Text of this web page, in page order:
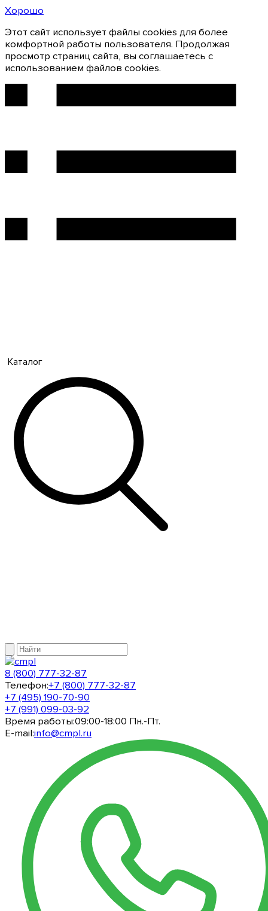
Хорошо
Этот сайт использует файлы cookies для более
комфортной работы пользователя. Продолжая
просмотр страниц сайта, вы соглашаетесь с
использованием файлов cookies.
Каталог
8 (800) 777-32-87
Телефон:+7 (800) 777-32-87
+7 (495) 190-70-90
+7 (991) 099-03-92
Время работы:09:00-18:00 Пн.-Пт.
E-mail:info@cmpl.ru